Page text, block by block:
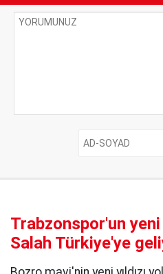
Trabzonspor'un yeni
Salah Türkiye'ye